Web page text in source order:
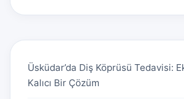
Üsküdar’da Diş Köprüsü Tedavisi:
Kalıcı Bir Çözüm